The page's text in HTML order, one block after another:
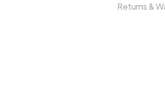
Returns &